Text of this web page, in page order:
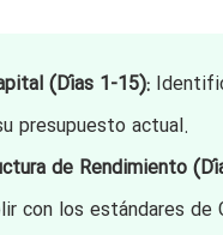
(Días 1-15):
presupuesto actual.
de Rendimiento
con los estándares de